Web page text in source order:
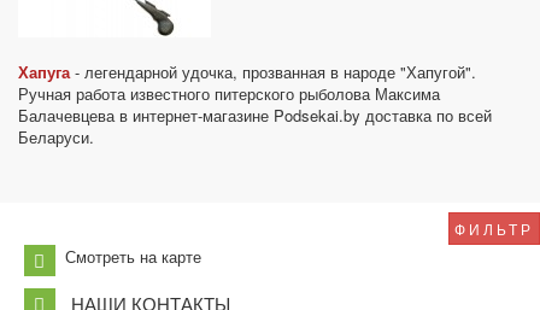
ФИЛЬТР
Хапуга- легендарной удочка, прозванная в народе "Хапугой".
Ручная работа известного питерского рыболова Максима
Балачевцева в интернет-магазине Podsekai.by доставка по всей
Беларуси.
Смотреть на карте
НАШИ КОНТАКТЫ